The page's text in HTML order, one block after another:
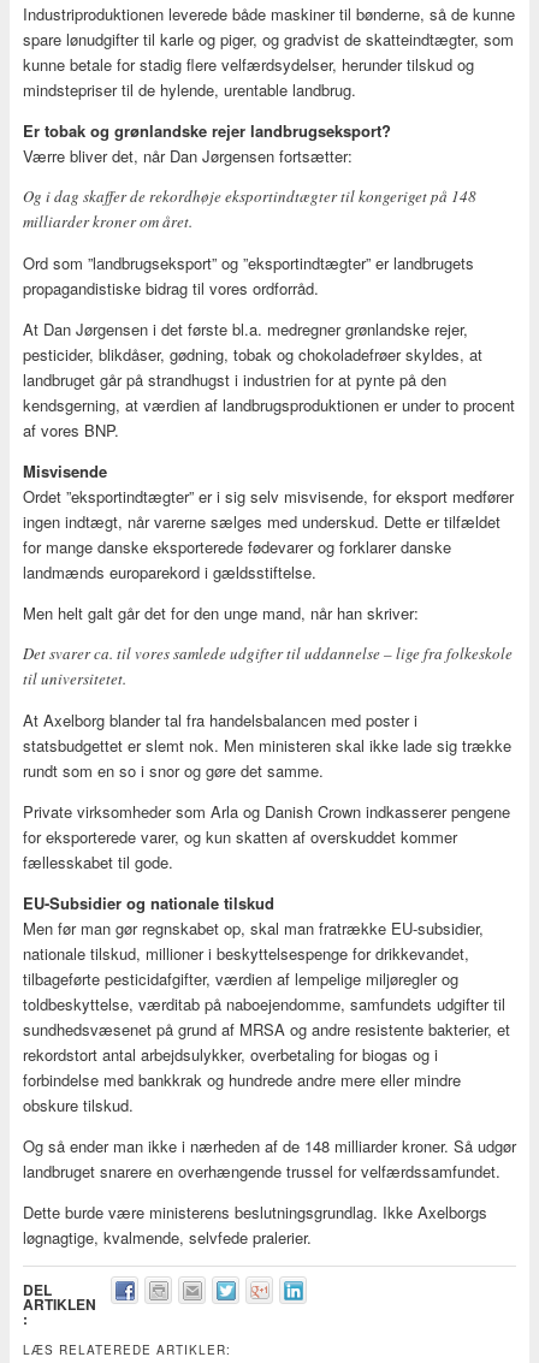
Industriproduktionen leverede både maskiner til bønderne, så de kunne
spare lønudgifter til karle og piger, og gradvist de skatteindtægter, som
kunne betale for stadig flere velfærdsydelser, herunder tilskud og
mindstepriser til de hylende, urentable landbrug.
Er tobak og grønlandske rejer landbrugseksport?
Værre bliver det, når Dan Jørgensen fortsætter:
Og i dag skaffer de rekordhøje eksportindtægter til kongeriget på 148
milliarder kroner om året.
Ord som ”landbrugseksport” og ”eksportindtægter” er landbrugets
propagandistiske bidrag til vores ordforråd.
At Dan Jørgensen i det første bl.a. medregner grønlandske rejer,
pesticider, blikdåser, gødning, tobak og chokoladefrøer skyldes, at
landbruget går på strandhugst i industrien for at pynte på den
kendsgerning, at værdien af landbrugsproduktionen er under to procent
af vores BNP.
Misvisende
Ordet ”eksportindtægter” er i sig selv misvisende, for eksport medfører
ingen indtægt, når varerne sælges med underskud. Dette er tilfældet
for mange danske eksporterede fødevarer og forklarer danske
landmænds europarekord i gældsstiftelse.
Men helt galt går det for den unge mand, når han skriver:
Det svarer ca. til vores samlede udgifter til uddannelse – lige fra folkeskole
til universitetet.
At Axelborg blander tal fra handelsbalancen med poster i
statsbudgettet er slemt nok. Men ministeren skal ikke lade sig trække
rundt som en so i snor og gøre det samme.
Private virksomheder som Arla og Danish Crown indkasserer pengene
for eksporterede varer, og kun skatten af overskuddet kommer
fællesskabet til gode.
EU-Subsidier og nationale tilskud
Men før man gør regnskabet op, skal man fratrække EU-subsidier,
nationale tilskud, millioner i beskyttelsespenge for drikkevandet,
tilbageførte pesticidafgifter, værdien af lempelige miljøregler og
toldbeskyttelse, værditab på naboejendomme, samfundets udgifter til
sundhedsvæsenet på grund af MRSA og andre resistente bakterier, et
rekordstort antal arbejdsulykker, overbetaling for biogas og i
forbindelse med bankkrak og hundrede andre mere eller mindre
obskure tilskud.
Og så ender man ikke i nærheden af de 148 milliarder kroner. Så udgør
landbruget snarere en overhængende trussel for velfærdssamfundet.
Dette burde være ministerens beslutningsgrundlag. Ikke Axelborgs
løgnagtige, kvalmende, selvfede pralerier.
DEL
ARTIKLEN
:
LÆS RELATEREDE ARTIKLER: